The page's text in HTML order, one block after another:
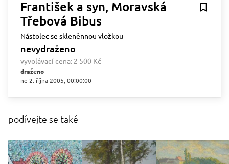
František a syn, Moravská
Třebová Bibus
Nástolec se skleněnnou vložkou
nevydraženo
vyvolávací cena: 2 500 Kč
draženo
ne 2. října 2005, 00:00:00
podívejte se také